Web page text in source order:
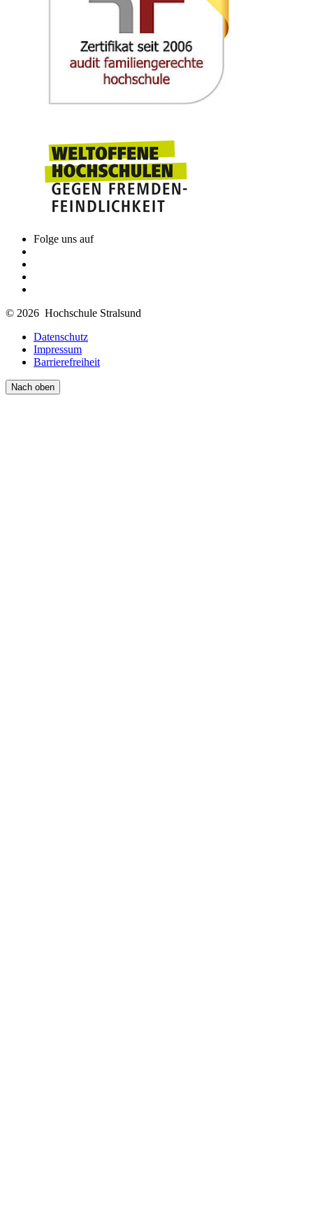
Folge uns auf
© 2026 Hochschule Stralsund
Datenschutz
Impressum
Barrierefreiheit
Nach oben